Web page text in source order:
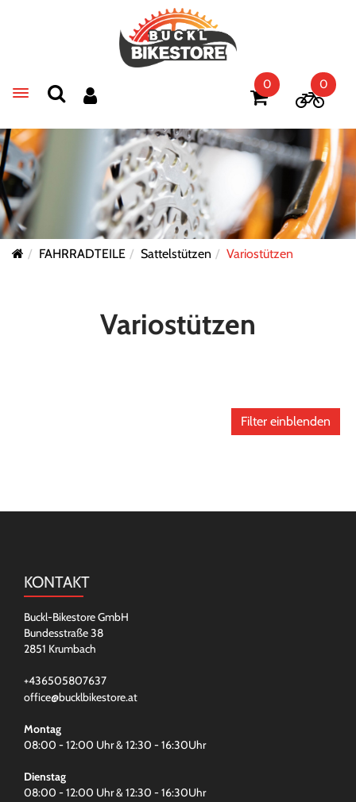
Toggle navigation
0 0
FAHRRADTEILE Sattelstützen Variostützen
Variostützen
Filter einblenden
KONTAKT
Buckl-Bikestore GmbH
Bundesstraße 38
2851 Krumbach
+436505807637
office@bucklbikestore.at
Montag
08:00 - 12:00 Uhr & 12:30 - 16:30Uhr
Dienstag
08:00 - 12:00 Uhr & 12:30 - 16:30Uhr